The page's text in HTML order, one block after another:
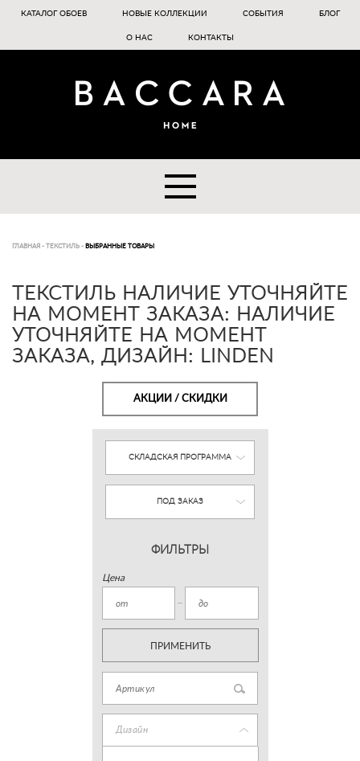
КАТАЛОГ ОБОЕВ НОВЫЕ КОЛЛЕКЦИИ СОБЫТИЯ БЛОГ
О НАС КОНТАКТЫ
ГЛАВНАЯ - ТЕКСТИЛЬ - ВЫБРАННЫЕ ТОВАРЫ
ТЕКСТИЛЬ НАЛИЧИЕ УТОЧНЯЙТЕ
НА МОМЕНТ ЗАКАЗА: НАЛИЧИЕ
УТОЧНЯЙТЕ НА МОМЕНТ
ЗАКАЗА, ДИЗАЙН: LINDEN
АКЦИИ / СКИДКИ
СКЛАДСКАЯ ПРОГРАММА
ПОД ЗАКАЗ
ФИЛЬТРЫ
Цена
ПРИМЕНИТЬ
Дизайн